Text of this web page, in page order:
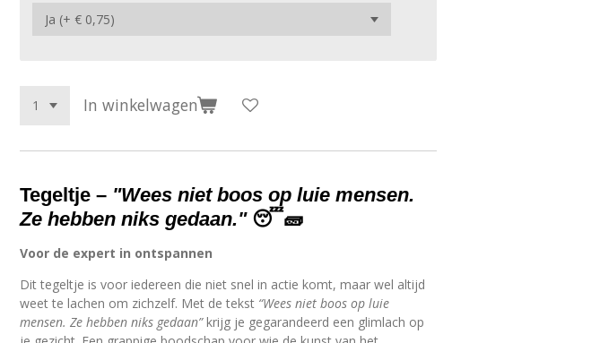
In winkelwagen
Tegeltje – "Wees niet boos op luie mensen.
Ze hebben niks gedaan."😴🧱
Voor de expert in ontspannen
Dit tegeltje is voor iedereen die niet snel in actie komt, maar wel altijd
weet te lachen om zichzelf. Met de tekst “Wees niet boos op luie
mensen. Ze hebben niks gedaan”krijg je gegarandeerd een glimlach op